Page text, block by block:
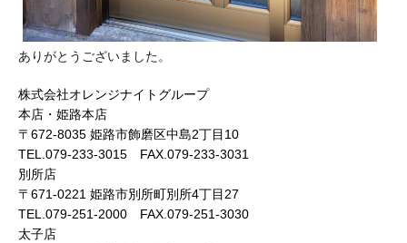
ありがとうございました。
株式会社オレンジナイトグループ
本店・姫路本店
〒672-8035 姫路市飾磨区中島2丁目10
TEL.079-233-3015 FAX.079-233-3031
別所店
〒671-0221 姫路市別所町別所4丁目27
TEL.079-251-2000 FAX.079-251-3030
太子店